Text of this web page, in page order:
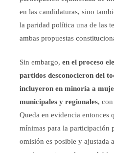
en las candidaturas, sino
la paridad política una de las
ambas propuestas
Sin embargo, en el proceso
partidos desconocieron del
incluyeron en minoría a
municipales y regionales,
Queda en evidencia entonces
mínimas para la participación
omisión es posible y ajustada